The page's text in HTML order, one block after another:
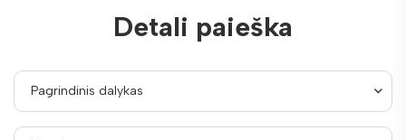
Detali paieška
Pagrindinis dalykas